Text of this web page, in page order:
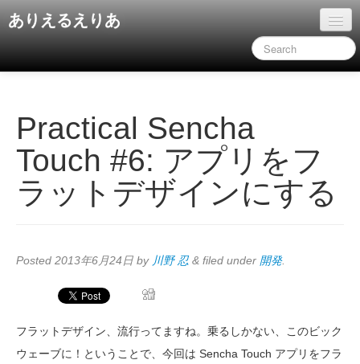
ありえるえりあ
旧コンテンツ
Practical Sencha
Touch #6: アプリをフ
ラットデザインにする
Posted 2013年6月24日 by 川野 忍 & filed under 開発.
フラットデザイン、流行ってますね。乗るしかない、このビック
ウェーブに！ということで、今回は Sencha Touch アプリをフラ